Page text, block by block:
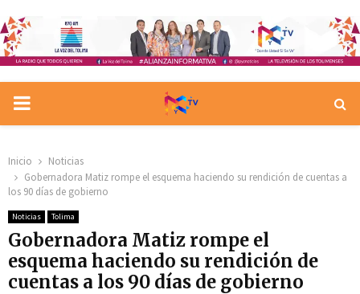
PRIMARY
Inicio
Noticias
Gobernadora Matiz rompe el esquema haciendo su rendición de cuentas a
los 90 días de gobierno
Noticias Tolima
Gobernadora Matiz rompe el
esquema haciendo su rendición de
cuentas a los 90 días de gobierno